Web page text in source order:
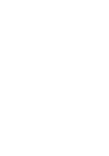
nuestra voz interior